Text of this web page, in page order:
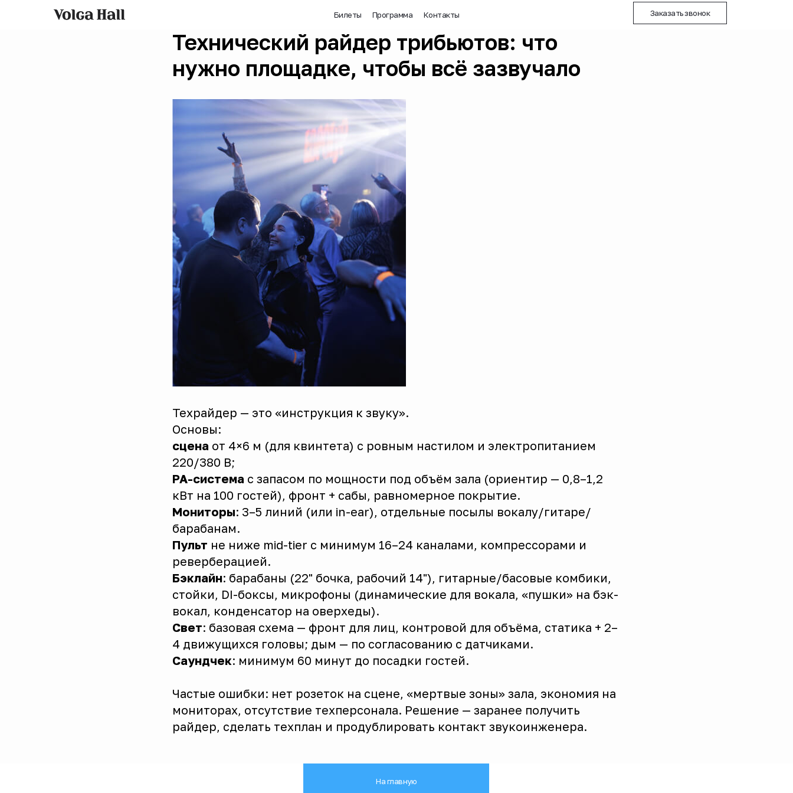
Заказать звонок
Билеты Программа Контакты
Технический райдер трибьютов: что
нужно площадке, чтобы всё зазвучало
Техрайдер — это «инструкция к звуку».
Основы:
сцена от 4×6 м (для квинтета) с ровным настилом и электропитанием
220/380 В;
PA-система с запасом по мощности под объём зала (ориентир — 0,8–1,2
кВт на 100 гостей), фронт + сабы, равномерное покрытие.
Мониторы: 3–5 линий (или in-ear), отдельные посылы вокалу/гитаре/
барабанам.
Пульт не ниже mid-tier с минимум 16–24 каналами, компрессорами и
реверберацией.
Бэклайн: барабаны (22" бочка, рабочий 14"), гитарные/басовые комбики,
стойки, DI-боксы, микрофоны (динамические для вокала, «пушки» на бэк-
вокал, конденсатор на оверхеды).
Свет: базовая схема — фронт для лиц, контровой для объёма, статика + 2–
4 движущихся головы; дым — по согласованию с датчиками.
Саундчек: минимум 60 минут до посадки гостей.
Частые ошибки: нет розеток на сцене, «мертвые зоны» зала, экономия на
мониторах, отсутствие техперсонала. Решение — заранее получить
райдер, сделать техплан и продублировать контакт звукоинженера.
На главную